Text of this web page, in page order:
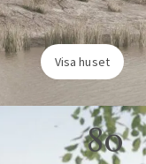
Visa huset
80